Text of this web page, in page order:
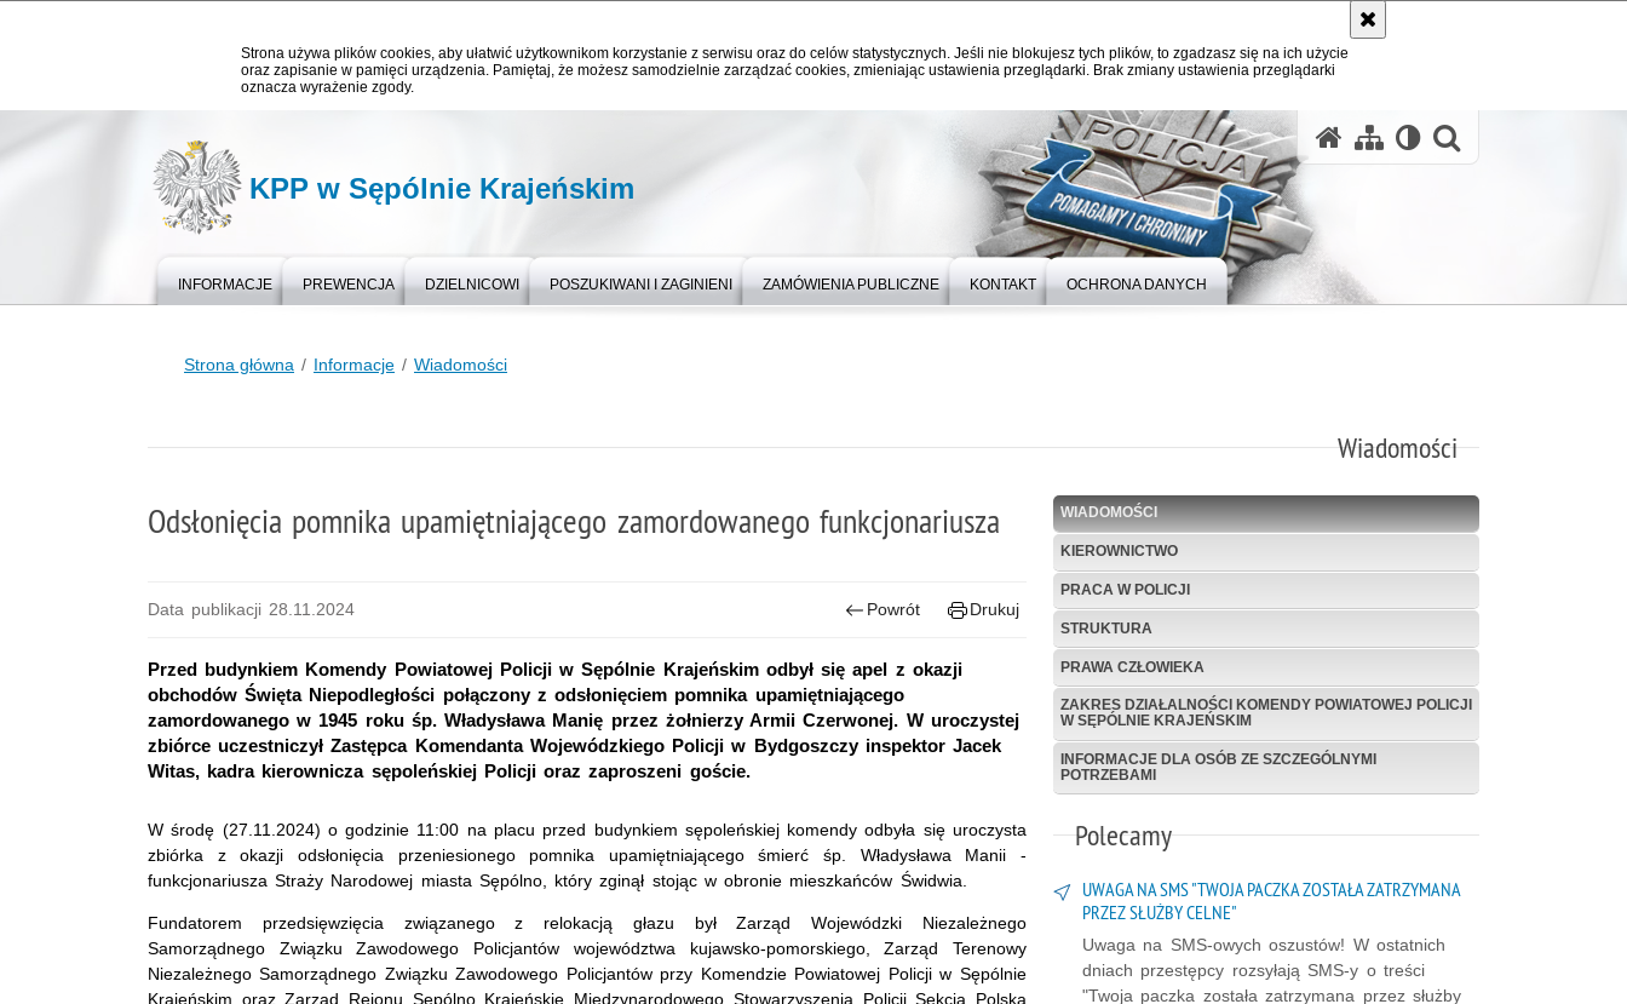
Strona używa plików cookies, aby ułatwić użytkownikom korzystanie z serwisu oraz do celów statystycznych. Jeśli nie blokujesz tych plików, to zgadzasz się na ich użycie
oraz zapisanie w pamięci urządzenia. Pamiętaj, że możesz samodzielnie zarządzać cookies, zmieniając ustawienia przeglądarki. Brak zmiany ustawienia przeglądarki
oznacza wyrażenie zgody.
KPP w Sępólnie Krajeńskim
INFORMACJE PREWENCJA DZIELNICOWI POSZUKIWANI I ZAGINIENI ZAMÓWIENIA PUBLICZNE KONTAKT OCHRONA DANYCH
Strona główna Informacje Wiadomości
Wiadomości
Odsłonięcia pomnika upamiętniającego zamordowanego funkcjonariusza
Data publikacji 28.11.2024 Powrót Drukuj
Przed budynkiem Komendy Powiatowej Policji w Sępólnie Krajeńskim odbył się apel z okazji
obchodów Święta Niepodległości połączony z odsłonięciem pomnika upamiętniającego
zamordowanego w 1945 roku śp. Władysława Manię przez żołnierzy Armii Czerwonej. W uroczystej
zbiórce uczestniczył Zastępca Komendanta Wojewódzkiego Policji w Bydgoszczy inspektor Jacek
Witas, kadra kierownicza sępoleńskiej Policji oraz zaproszeni goście.
W środę (27.11.2024) o godzinie 11:00 na placu przed budynkiem sępoleńskiej komendy odbyła się uroczysta
zbiórka z okazji odsłonięcia przeniesionego pomnika upamiętniającego śmierć śp. Władysława Manii -
funkcjonariusza Straży Narodowej miasta Sępólno, który zginął stojąc w obronie mieszkańców Świdwia.
Fundatorem przedsięwzięcia związanego z relokacją głazu byłZarząd Wojewódzki Niezależnego
Samorządnego Związku Zawodowego Policjantów województwa kujawsko-pomorskiego, Zarząd Terenowy
Niezależnego Samorządnego Związku Zawodowego Policjantów przy Komendzie Powiatowej Policji w Sępólnie
Krajeńskim oraz Zarząd Rejonu Sępólno Krajeńskie Międzynarodowego Stowarzyszenia Policji Sekcja Polska
WIADOMOŚCI
KIEROWNICTWO
PRACA W POLICJI
STRUKTURA
PRAWA CZŁOWIEKA
ZAKRES DZIAŁALNOŚCI KOMENDY POWIATOWEJ POLICJI
W SĘPÓLNIE KRAJEŃSKIM
INFORMACJE DLA OSÓB ZE SZCZEGÓLNYMI
POTRZEBAMI
Polecamy
UWAGA NA SMS "TWOJA PACZKA ZOSTAŁA ZATRZYMANA
PRZEZ SŁUŻBY CELNE"
Uwaga na SMS-owych oszustów! W ostatnich
dniach przestępcy rozsyłają SMS-y o treści
"Twoja paczka została zatrzymana przez służby